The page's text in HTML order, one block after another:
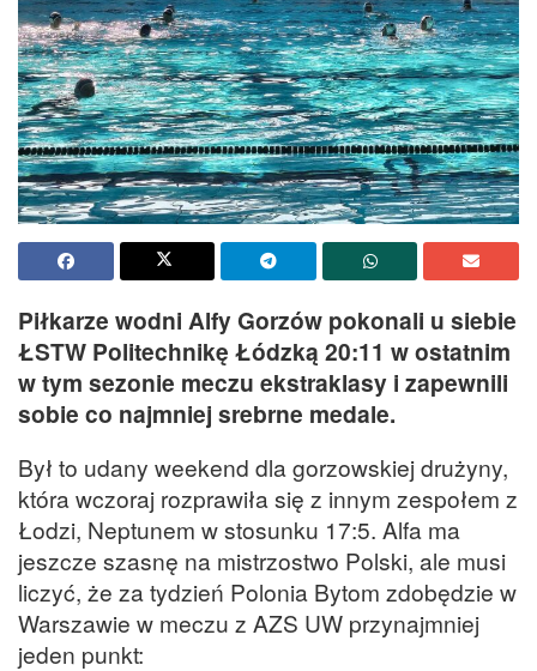
Piłkarze wodni Alfy Gorzów pokonali u siebie
ŁSTW Politechnikę Łódzką 20:11 w ostatnim
w tym sezonie meczu ekstraklasy i zapewnili
sobie co najmniej srebrne medale.
Był to udany weekend dla gorzowskiej drużyny,
która wczoraj rozprawiła się z innym zespołem z
Łodzi, Neptunem w stosunku 17:5. Alfa ma
jeszcze szasnę na mistrzostwo Polski, ale musi
liczyć, że za tydzień Polonia Bytom zdobędzie w
Warszawie w meczu z AZS UW przynajmniej
jeden punkt: